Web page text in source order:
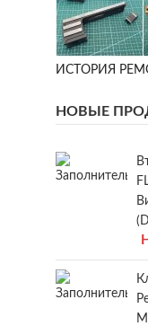
ИСТОРИЯ
НОВЫЕ